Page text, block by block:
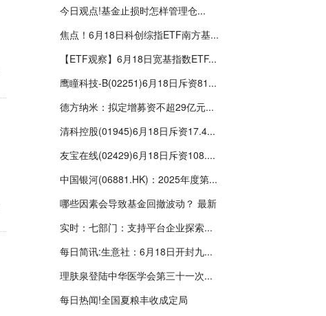
今日观点!基金止损时怎样管理仓...
焦点！6月18日科创综指ETF南方基...
【ETF观察】6月18日宽基指数ETF...
鹰瞳科技-B(02251)6月18日斥资81...
德方纳米：拟定增募资不超29亿元...
清科控股(01945)6月18日斥资17.4...
友宝在线(02429)6月18日斥资108....
中国银河(06881.HK)：2025年度第...
哪些因素会导致基金回撤波动？ 最新
实时：七部门：支持平台企业探索...
每日简讯:生意社：6月18日开封九...
理肤泉登陆中华医学会第三十一次...
每日热闻!全国夏粮丰收成定局